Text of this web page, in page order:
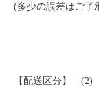
(多少の誤差はご了
【配送区分】 (2)